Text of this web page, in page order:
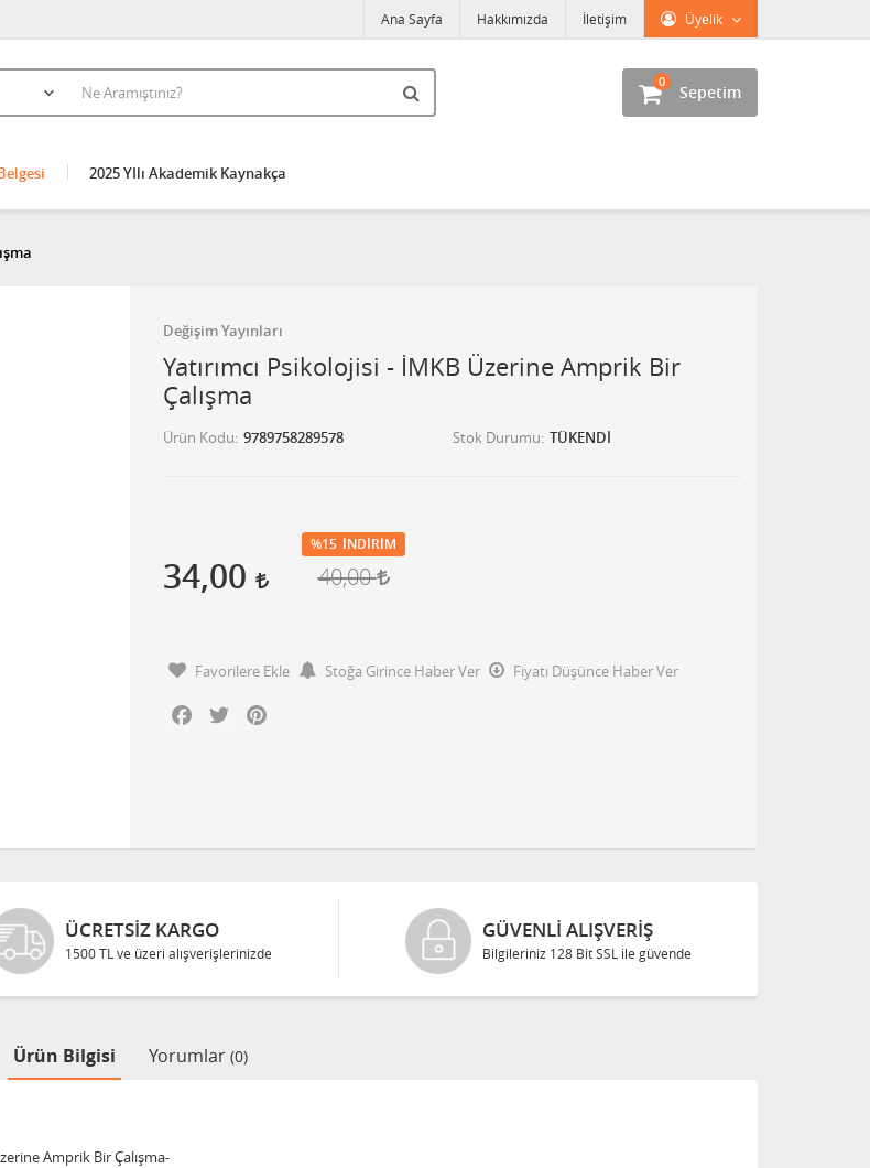
Üyelik
Ana Sayfa Hakkımızda İletişim
Sepetim
0
2025 YIlı Akademik Kaynakça
Değişim Yayınları
Yatırımcı Psikolojisi - İMKB Üzerine Amprik Bir
Çalışma
Ürün Kodu 9789758289578 Stok Durumu TÜKENDİ
34,00
%15 İNDIRIM
40,00
Favorilere Ekle Stoğa Girince Haber Ver
Fiyatı Düşünce Haber Ver
Facebook
Twitter
ÜCRETSIZ KARGO
1500 TL ve üzeri alışverişlerinizde
GÜVENLI ALIŞVERIŞ
Bilgileriniz 128 Bit SSL ile güvende
Ürün Bilgisi Yorumlar (0)
Amprik Bir Çalışma-